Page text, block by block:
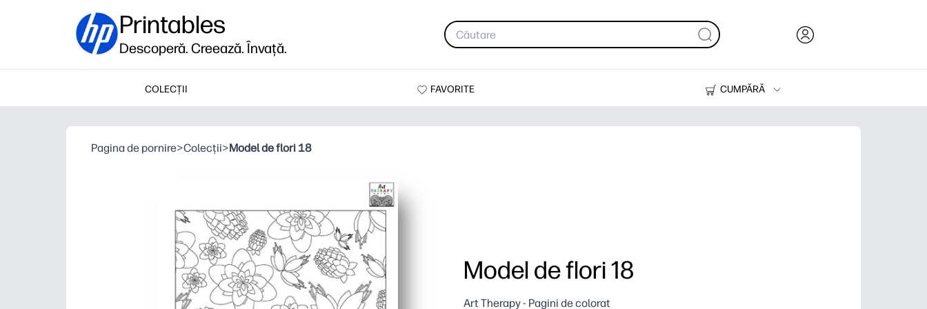
Printables
Descoperă. Creează. Învață.
COLECȚII FAVORITE
CUMPĂRĂ
Imprimante
Pagina de pornire>Colecții>Model de flori 18
Model de flori 18
Art Therapy - Pagini de colorat